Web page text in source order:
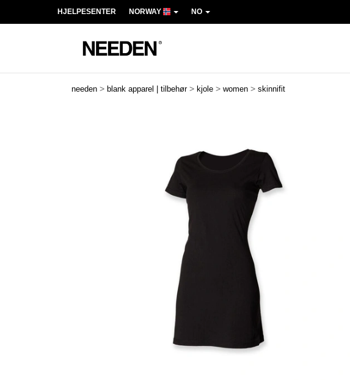
HJELPESENTER NORWAY NO
needen > blank apparel | tilbehør > kjole > women > skinnifit